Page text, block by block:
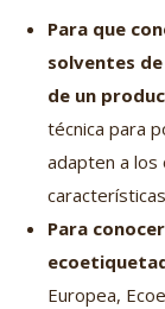
Para que
solventes
de un
técnica para
adapten a
Para
Europea,